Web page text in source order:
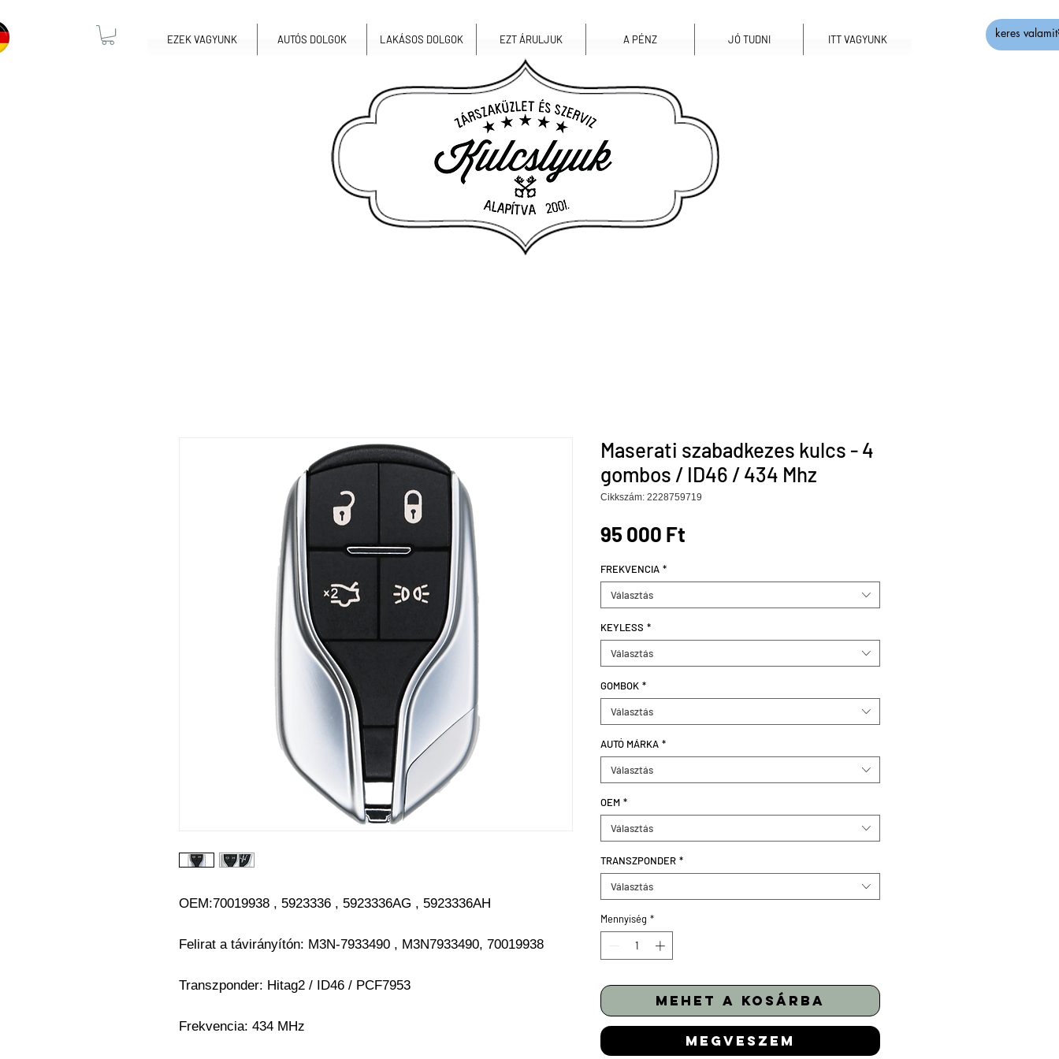
EZEK VAGYUNK AUTÓS DOLGOK LAKÁSOS DOLGOK EZT ÁRULJUK A PÉNZ JÓ TUDNI ITT VAGYUNK
OEM:70019938 , 5923336 , 5923336AG , 5923336AH
Felirat a távirányítón: M3N-7933490 , M3N7933490, 70019938
Transzponder: Hitag2 / ID46 / PCF7953
Frekvencia: 434 MHz
Maserati szabadkezes kulcs - 4
gombos / ID46 / 434 Mhz
Cikkszám: 2228759719
95 000 Ft
FREKVENCIA *
Választás
KEYLESS *
Választás
GOMBOK *
Választás
AUTÓ MÁRKA *
Választás
OEM *
Választás
TRANSZPONDER *
Választás
Mennyiség *
mehet a kosárba
megveszem